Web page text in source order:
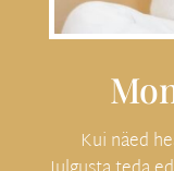
Kui näed